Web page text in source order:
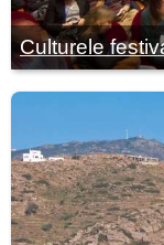
Culturele